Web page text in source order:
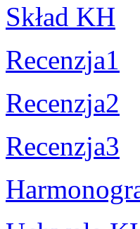
Skład KH
Recenzja1
Recenzja2
Recenzja3